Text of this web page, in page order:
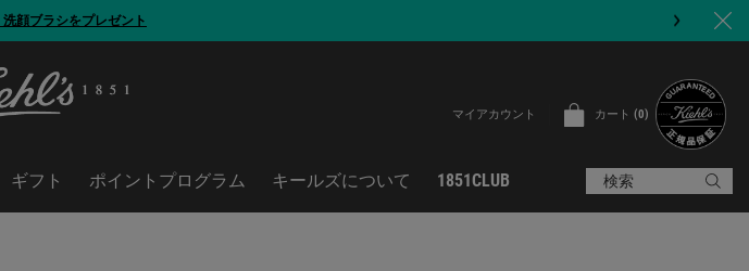
洗顔ブラシをプレゼント
マイアカウント
カート 0
0 カート内の製品
ギフト ポイントプログラム キールズについて 1851CLUB 検索